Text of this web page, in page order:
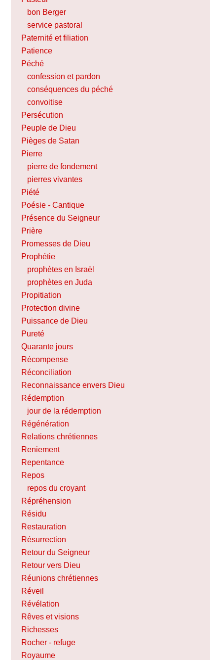
bon Berger
service pastoral
Paternité et filiation
Patience
Péché
confession et pardon
conséquences du péché
convoitise
Persécution
Peuple de Dieu
Pièges de Satan
Pierre
pierre de fondement
pierres vivantes
Piété
Poésie - Cantique
Présence du Seigneur
Prière
Promesses de Dieu
Prophétie
prophètes en Israël
prophètes en Juda
Propitiation
Protection divine
Puissance de Dieu
Pureté
Quarante jours
Récompense
Réconciliation
Reconnaissance envers Dieu
Rédemption
jour de la rédemption
Régénération
Relations chrétiennes
Reniement
Repentance
Repos
repos du croyant
Répréhension
Résidu
Restauration
Résurrection
Retour du Seigneur
Retour vers Dieu
Réunions chrétiennes
Réveil
Révélation
Rêves et visions
Richesses
Rocher - refuge
Royaume